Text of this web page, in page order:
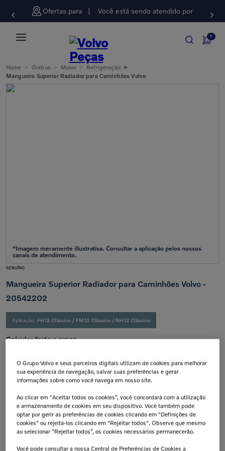
Ofertas para Você está sendo atendido por
0
Home > Ônibus > Motor > Refrigeração >
Mangueira Superior Radiador para Caminhões Volvo
GENUÍNO
Mangueira Superior Radiador para Caminhões Volvo -
20542202
Aplicação: FH12 Clássico / FM12 Clássico / NH12 Clássico
Calcular frete e prazo
Insira seu CEP
Calcular
Retire na Concessionária
Todas as peças podem ser
retiradas diretamente na
concessionária.
Troca Grátis!
Até 07 dias a partir da
data de recebimento.
O Grupo Volvo e seus parceiros digitais utilizam de cookies para melhorar
sua experiência de navegação, salvar suas preferências e gerar
informações sobre como você navega em nosso site.
Ao clicar em "Aceitar todos os cookies”, você concordará com a utilização
e armazenamento de cookies em seu dispositivo. Você também pode
optar por gerir as preferências de cookies clicando em "Definições de
cookies" ou rejeitá-los clicando em "Rejeitar todos". Observe que mesmo
ao selecionar “Rejeitar todos”, os cookies necessários permanecerão.
Você pode consultar a nossa Central de Preferências de Cookies a